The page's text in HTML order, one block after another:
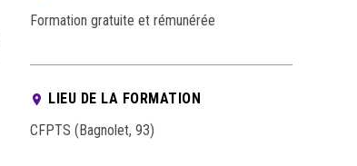
Formation gratuite et rémunérée
LIEU DE LA FORMATION
CFPTS (Bagnolet, 93)